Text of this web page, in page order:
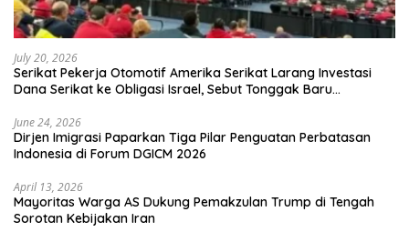
July 20, 2026
Serikat Pekerja Otomotif Amerika Serikat Larang Investasi
Dana Serikat ke Obligasi Israel, Sebut Tonggak Baru
June 24, 2026
Dirjen Imigrasi Paparkan Tiga Pilar Penguatan Perbatasan
Indonesia di Forum DGICM 2026
April 13, 2026
Mayoritas Warga AS Dukung Pemakzulan Trump di Tengah
Sorotan Kebijakan Iran